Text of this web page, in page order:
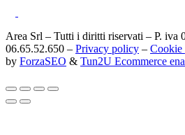
Area Srl – Tutti i diritti riservati – P. iva
06.65.52.650 – Privacy policy –
by ForzaSEO & Tun2U Ecommerce